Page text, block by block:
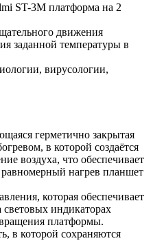
ST-3M платформа на 2
движения
заданной температуры в
вирусологии,
герметично закрытая
в которой создаётся
воздуха, что обеспечивает
нагрев планшет
которая обеспечивает
световых индикаторах
платформы.
в которой сохраняются